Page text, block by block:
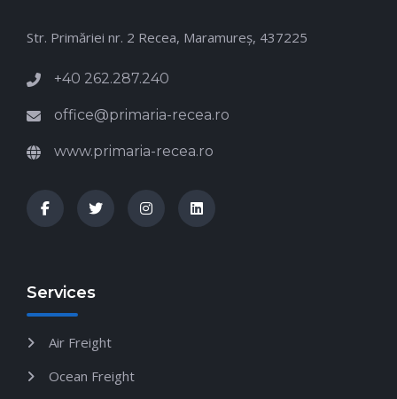
Str. Primăriei nr. 2 Recea, Maramureş, 437225
+40 262.287.240
office@primaria-recea.ro
www.primaria-recea.ro
Services
Air Freight
Ocean Freight